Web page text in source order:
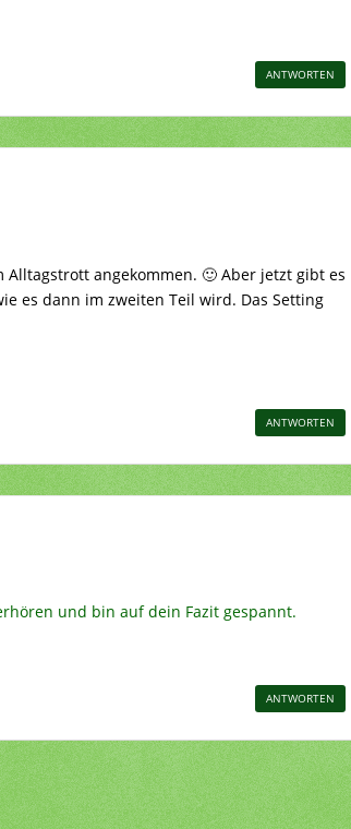
ANTWORTEN
angekommen. 🙂 Aber jetzt gibt es
es dann im zweiten Teil wird. Das Setting
ANTWORTEN
und bin auf dein Fazit gespannt.
ANTWORTEN